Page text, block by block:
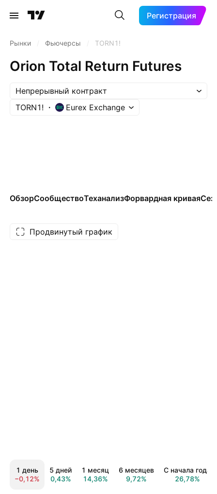
Регистрация
Рынки Фьючерсы TORN1!
Orion Total Return Futures
Непрерывный контракт
TORN1!
Eurex Exchange
ОбзорСообществоТеханализФорвардная кривая
Продвинутый график
1 день
−0,12%
5 дней
0,43%
1 месяц
14,36%
6 месяцев
9,72%
С начала года
26,78%